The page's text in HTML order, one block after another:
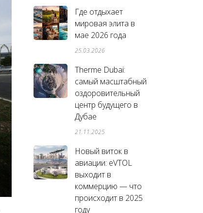
Где отдыхает
мировая элита в
мае 2026 года
25.03.2026
Therme Dubai:
самый масштабный
оздоровительный
центр будущего в
Дубае
21.11.2025
Новый виток в
авиации: eVTOL
выходит в
коммерцию — что
происходит в 2025
году